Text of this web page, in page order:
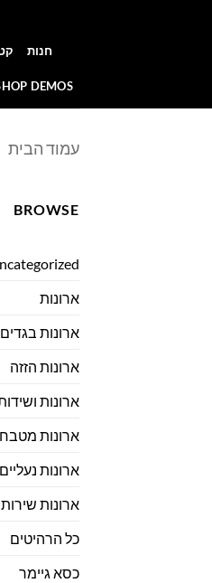
חנות
DEMOS
עמוד הבית
BROWSE
ארונות
ארונות בגדים
ארונות הזזה
ארונות
ארונות מטבח
ארונות נעליים
ארונות שירות
כל הרהיטים
כסא גיימר